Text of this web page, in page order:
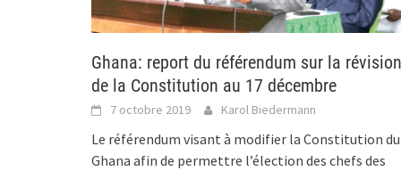
Ghana: report du référendum sur la révision
de la Constitution au 17 décembre
7 octobre 2019 Karol Biedermann
Le référendum visant à modifier la Constitution du
Ghana afin de permettre l’élection des chefs des